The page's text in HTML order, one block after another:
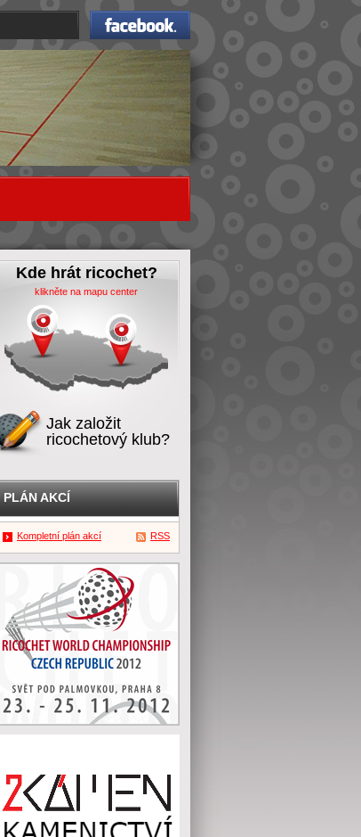
Facebook
Kde hrát ricochet?
klikněte na mapu center
Jak založit
ricochetový klub?
PLÁN AKCÍ
Kompletní plán akcí RSS